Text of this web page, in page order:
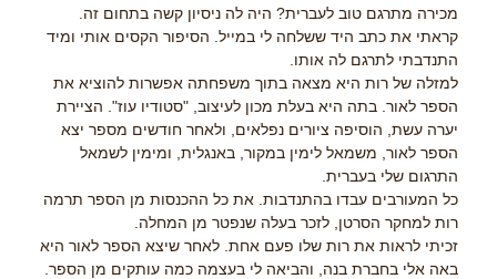
מכירה מתרגם טוב לעברית? היה לה ניסיון קשה בתחום זה.
קראתי את כתב היד ששלחה לי במייל. הסיפור הקסים אותי ומיד
התנדבתי לתרגם לה אותו.
למזלה של רות היא מצאה בתוך משפחתה אפשרות להוציא את
הספר לאור. בתה היא בעלת מכון לעיצוב, "סטודיו עוז". הציירת
יערה עשת, הוסיפה ציורים נפלאים, ולאחר חודשים מספר יצא
הספר לאור, משמאל לימין במקור, באנגלית, ומימין לשמאל
התרגום שלי בעברית.
כל המעורבים עבדו בהתנדבות. את כל ההכנסות מן הספר תרמה
רות למחקר הסרטן, לזכר בעלה שנפטר מן המחלה.
זכיתי לראות את רות שלו פעם אחת. לאחר שיצא הספר לאור היא
באה אלי בחברת בנה, והביאה לי בעצמה כמה עותקים מן הספר.